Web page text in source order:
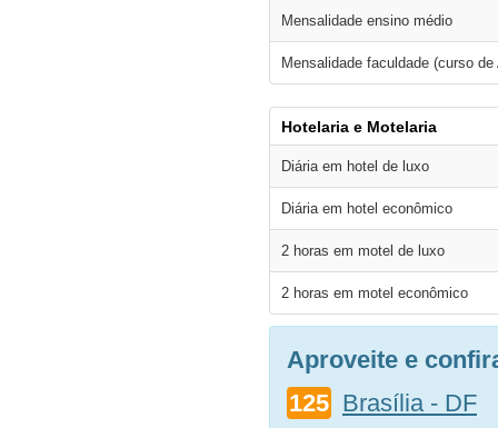
Mensalidade ensino médio
Mensalidade faculdade (curso
Hotelaria e Motelaria
Diária em hotel de luxo
Diária em hotel econômico
2 horas em motel de luxo
2 horas em motel econômico
Aproveite e
125 Brasília - DF